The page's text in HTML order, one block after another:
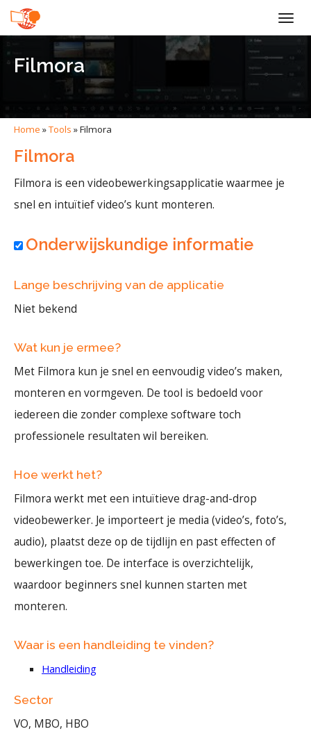
Filmora
Home »Tools »Filmora
Filmora
Filmora is een videobewerkingsapplicatie waarmee je
snel en intuïtief video’s kunt monteren.
Onderwijskundige informatie
Lange beschrijving van de applicatie
Niet bekend
Wat kun je ermee?
Met Filmora kun je snel en eenvoudig video’s maken,
monteren en vormgeven. De tool is bedoeld voor
iedereen die zonder complexe software toch
professionele resultaten wil bereiken.
Hoe werkt het?
Filmora werkt met een intuïtieve drag-and-drop
videobewerker. Je importeert je media (video’s, foto’s,
audio), plaatst deze op de tijdlijn en past effecten of
bewerkingen toe. De interface is overzichtelijk,
waardoor beginners snel kunnen starten met
monteren.
Waar is een handleiding te vinden?
Handleiding
Sector
VO, MBO, HBO